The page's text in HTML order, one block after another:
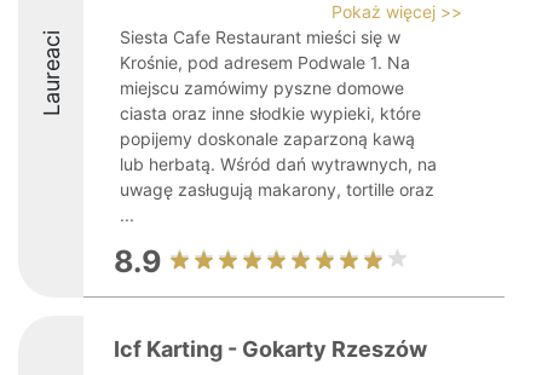
Laureaci
Pokaż więcej >>
Siesta Cafe Restaurant mieści się w
Krośnie, pod adresem Podwale 1. Na
miejscu zamówimy pyszne domowe
ciasta oraz inne słodkie wypieki, które
popijemy doskonale zaparzoną kawą
lub herbatą. Wśród dań wytrawnych, na
uwagę zasługują makarony, tortille oraz
...
8.9
Icf Karting - Gokarty Rzeszów